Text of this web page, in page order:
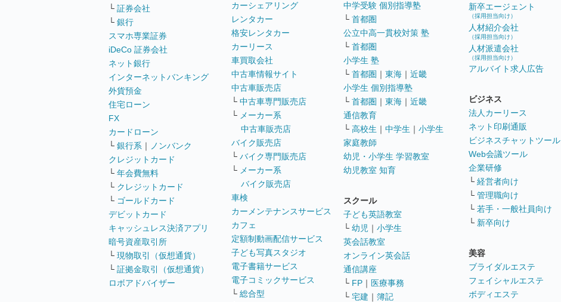
└ 証券会社
└ 銀行
スマホ専業証券
iDeCo 証券会社
ネット銀行
インターネットバンキング
外貨預金
住宅ローン
FX
カードローン
└ 銀行系 ｜
ノンバンク
クレジットカード
└ 年会費無料
└ クレジットカード
└ ゴールドカード
デビットカード
キャッシュレス決済アプリ
暗号資産取引所
└ 現物取引（仮想通貨）
└ 証拠金取引（仮想通貨）
ロボアドバイザー
カーシェアリング
レンタカー
格安レンタカー
カーリース
車買取会社
中古車情報サイト
中古車販売店
└ 中古車専門販売店
└ メーカー系
中古車販売店
バイク販売店
└ バイク専門販売店
└ メーカー系
バイク販売店
車検
カーメンテナンスサービス
カフェ
定額制動画配信サービス
子ども写真スタジオ
電子書籍サービス
電子コミックサービス
└ 総合型
中学受験 個別指導塾
└ 首都圏
公立中高一貫校対策 塾
└ 首都圏
小学生 塾
└ 首都圏 ｜ 東海 ｜ 近畿
小学生 個別指導塾
└ 首都圏 ｜ 東海 ｜ 近畿
通信教育
└ 高校生 ｜ 中学生 ｜ 小学生
家庭教師
幼児・小学生 学習教室
幼児教室 知育
スクール
子ども英語教室
└ 幼児 ｜ 小学生
英会話教室
オンライン英会話
通信講座
└ FP ｜ 医療事務
└ 宅建 ｜ 簿記
新卒エージェント
（採用担当向け）
人材紹介会社
（採用担当向け）
人材派遣会社
（採用担当向け）
アルバイト求人広告
ビジネス
法人カーリース
ネット印刷通販
ビジネスチャットツール
Web会議ツール
企業研修
└ 経営者向け
└ 管理職向け
└ 若手・一般社員向け
└ 新卒向け
美容
ブライダルエステ
フェイシャルエステ
ボディエステ